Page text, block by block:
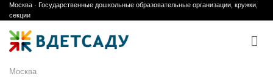
Skip
to
content
Москва · Государственные дошкольные образовательные организации, кружки,
секции
Москва